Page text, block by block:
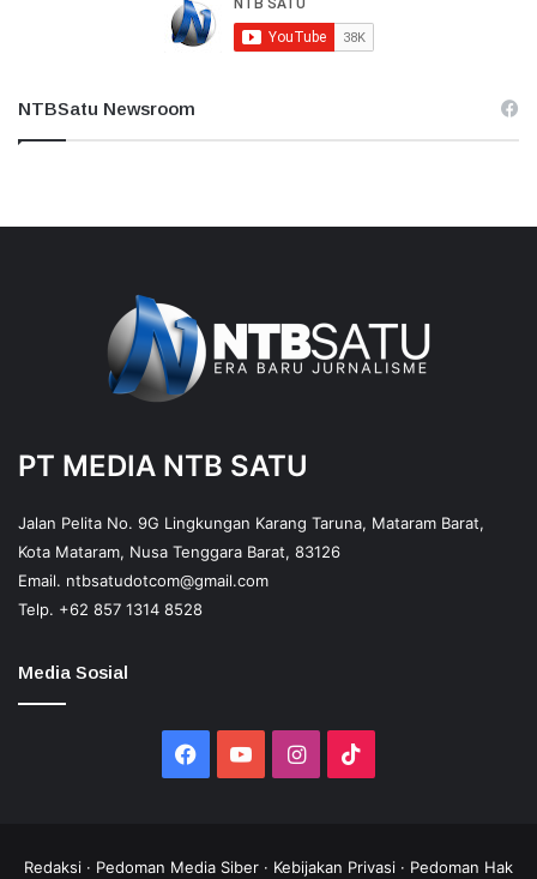
NTBSatu Newsroom
PT MEDIA NTB SATU
Jalan Pelita No. 9G Lingkungan Karang Taruna, Mataram Barat,
Kota Mataram, Nusa Tenggara Barat, 83126
Email. ntbsatudotcom@gmail.com
Telp. +62 857 1314 8528
Media Sosial
Facebook
YouTubeInstagram
Redaksi · Pedoman Media Siber · Kebijakan Privasi · Pedoman Hak